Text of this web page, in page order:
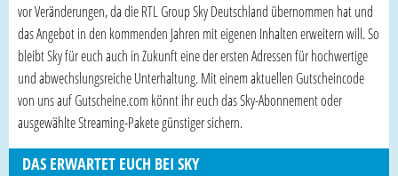
vor Veränderungen, da die RTL Group Sky Deutschland übernommen hat und
das Angebot in den kommenden Jahren mit eigenen Inhalten erweitern will. So
bleibt Sky für euch auch in Zukunft eine der ersten Adressen für hochwertige
und abwechslungsreiche Unterhaltung. Mit einem aktuellen Gutscheincode
von uns auf Gutscheine.com könnt ihr euch das Sky-Abonnement oder
ausgewählte Streaming-Pakete günstiger sichern.
DAS ERWARTET EUCH BEI SKY